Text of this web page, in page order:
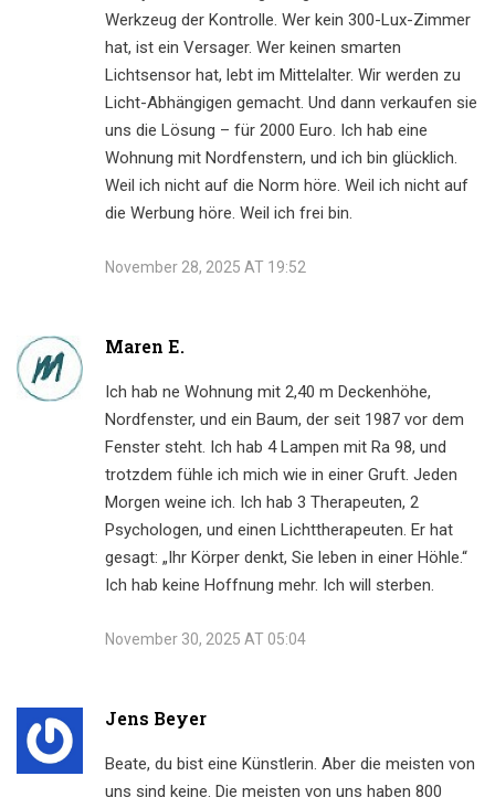
Werkzeug der Kontrolle. Wer kein 300-Lux-Zimmer
hat, ist ein Versager. Wer keinen smarten
Lichtsensor hat, lebt im Mittelalter. Wir werden zu
Licht-Abhängigen gemacht. Und dann verkaufen sie
uns die Lösung – für 2000 Euro. Ich hab eine
Wohnung mit Nordfenstern, und ich bin glücklich.
Weil ich nicht auf die Norm höre. Weil ich nicht auf
die Werbung höre. Weil ich frei bin.
November 28, 2025 AT 19:52
Maren E.
Ich hab ne Wohnung mit 2,40 m Deckenhöhe,
Nordfenster, und ein Baum, der seit 1987 vor dem
Fenster steht. Ich hab 4 Lampen mit Ra 98, und
trotzdem fühle ich mich wie in einer Gruft. Jeden
Morgen weine ich. Ich hab 3 Therapeuten, 2
Psychologen, und einen Lichttherapeuten. Er hat
gesagt: „Ihr Körper denkt, Sie leben in einer Höhle.“
Ich hab keine Hoffnung mehr. Ich will sterben.
November 30, 2025 AT 05:04
Jens Beyer
Beate, du bist eine Künstlerin. Aber die meisten von
uns sind keine. Die meisten von uns haben 800